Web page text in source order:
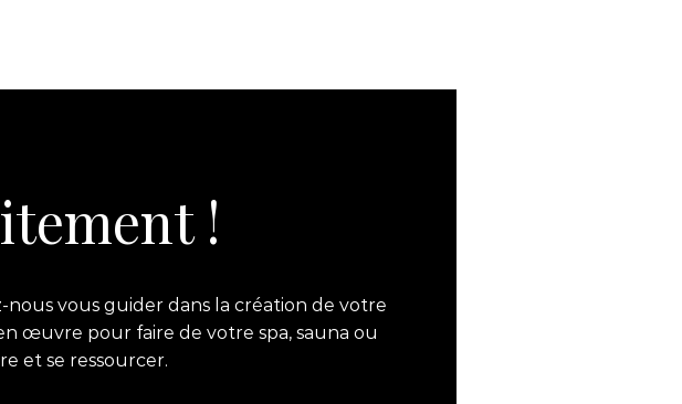
!
vous guider dans la création de votre
œuvre pour faire de votre spa, sauna ou
et se ressourcer.